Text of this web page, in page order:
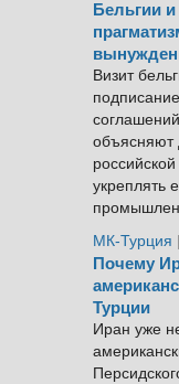
Бельгии
Визит
объясняют
укреплять
МК-Турция
Почему
Турции
Иран уже